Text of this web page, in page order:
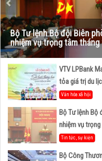
Bộ Tư lệnh Bộ đội Biên
nhiệm vụ trọng tâm
VTV LPBank
tỏa giá trị du
Văn hóa xã hội
Bộ Tư lệnh Bộ
nhiệm vụ
Tin tức, sự kiện
Bộ Công